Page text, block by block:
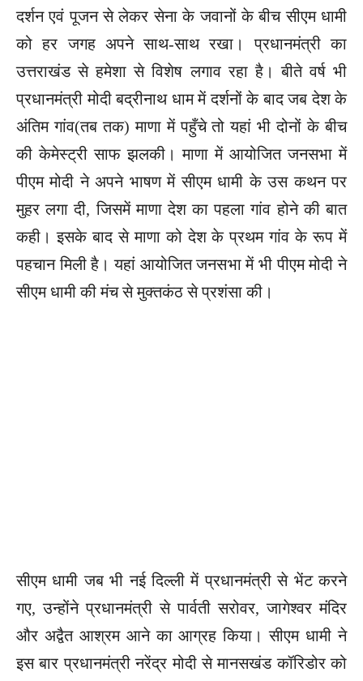
दर्शन एवं पूजन से लेकर सेना के जवानों के बीच सीएम धामी
को हर जगह अपने साथ-साथ रखा। प्रधानमंत्री का
उत्तराखंड से हमेशा से विशेष लगाव रहा है। बीते वर्ष भी
प्रधानमंत्री मोदी बद्रीनाथ धाम में दर्शनों के बाद जब देश के
अंतिम गांव(तब तक) माणा में पहुँचे तो यहां भी दोनों के बीच
की केमेस्ट्री साफ झलकी। माणा में आयोजित जनसभा में
पीएम मोदी ने अपने भाषण में सीएम धामी के उस कथन पर
मुहर लगा दी, जिसमें माणा देश का पहला गांव होने की बात
कही। इसके बाद से माणा को देश के प्रथम गांव के रूप में
पहचान मिली है। यहां आयोजित जनसभा में भी पीएम मोदी ने
सीएम धामी की मंच से मुक्तकंठ से प्रशंसा की।
सीएम धामी जब भी नई दिल्ली में प्रधानमंत्री से भेंट करने
गए, उन्होंने प्रधानमंत्री से पार्वती सरोवर, जागेश्वर मंदिर
और अद्वैत आश्रम आने का आग्रह किया। सीएम धामी ने
इस बार प्रधानमंत्री नरेंद्र मोदी से मानसखंड कॉरिडोर को